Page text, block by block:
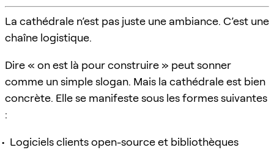
La cathédrale n’est pas juste une ambiance. C’est une
chaîne logistique.
Dire « on est là pour construire » peut sonner
comme un simple slogan. Mais la cathédrale est bien
concrète. Elle se manifeste sous les formes suivantes
:
Logiciels clients open-source et bibliothèques